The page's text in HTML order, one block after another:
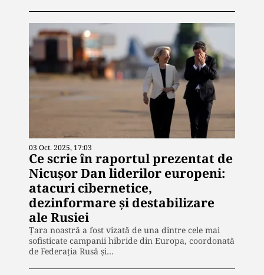
03 Oct. 2025, 17:03
Ce scrie în raportul prezentat de
Nicușor Dan liderilor europeni:
atacuri cibernetice,
dezinformare și destabilizare
ale Rusiei
Țara noastră a fost vizată de una dintre cele mai
sofisticate campanii hibride din Europa, coordonată
de Federația Rusă și…